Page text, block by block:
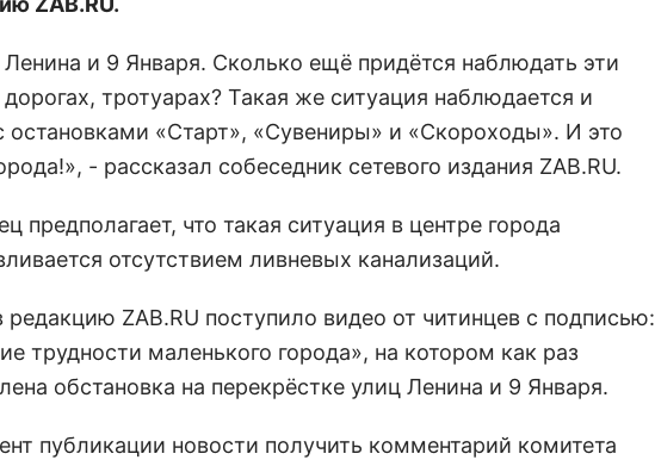
и 9 Января. Сколько ещё придётся наблюдать эти
дорогах, тротуарах? Такая же ситуация наблюдается и
остановками «Старт», «Сувениры» и «Скороходы». И это
- рассказал собеседник сетевого издания ZAB.RU.
предполагает, что такая ситуация в центре города
отсутствием ливневых канализаций.
редакцию ZAB.RU поступило видео от читинцев с подписью:
трудности маленького города», на котором как раз
обстановка на перекрёстке улиц Ленина и 9 Января.
публикации новости получить комментарий комитета